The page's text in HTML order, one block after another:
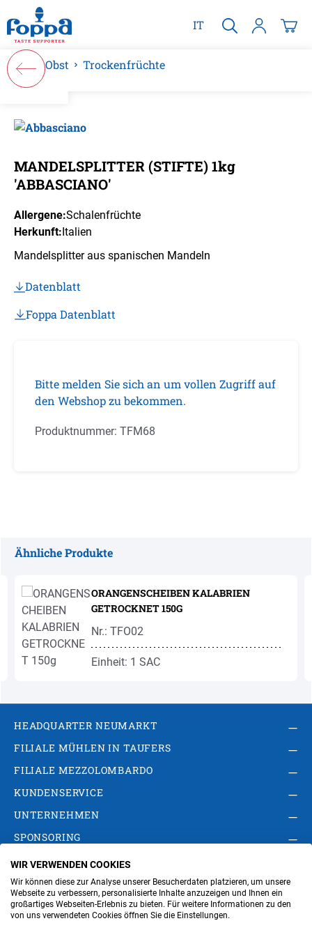
springen
IT
Obst Trockenfrüchte
MANDELSPLITTER (STIFTE) 1kg
'ABBASCIANO'
Allergene:Schalenfrüchte
Herkunft:Italien
Mandelsplitter aus spanischen Mandeln
Datenblatt
Foppa Datenblatt
Bitte melden Sie sich an um vollen Zugriff auf
den Webshop zu bekommen.
Produktnummer: TFM68
Ähnliche Produkte
ORANGENSCHEIBEN KALABRIEN
GETROCKNET 150G
Nr.: TFO02
Einheit: 1 SAC
HEADQUARTER NEUMARKT
FILIALE MÜHLEN IN TAUFERS
FILIALE MEZZOLOMBARDO
KUNDENSERVICE
UNTERNEHMEN
SPONSORING
AGB Privacy Policy
Impressum
Cookie-Einstellungen ändern
Verwaltung
WIR VERWENDEN COOKIES
Wir können diese zur Analyse unserer Besucherdaten platzieren, um unsere
Webseite zu verbessern, personalisierte Inhalte anzuzeigen und Ihnen ein
großartiges Webseiten-Erlebnis zu bieten. Für weitere Informationen zu den
von uns verwendeten Cookies öffnen Sie die Einstellungen.